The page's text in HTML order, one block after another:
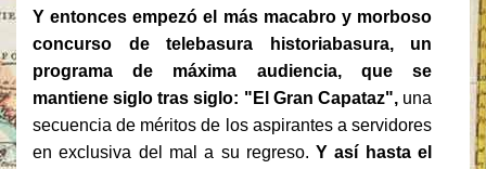
Y entonces empezó el más macabro y morboso
concurso de telebasura historiabasura, un
programa de máxima audiencia, que se
mantiene siglo tras siglo: "El Gran Capataz", una
secuencia de méritos de los aspirantes a servidores
en exclusiva del mal a su regreso.Y así hasta el